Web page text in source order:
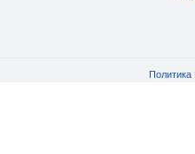
Политика